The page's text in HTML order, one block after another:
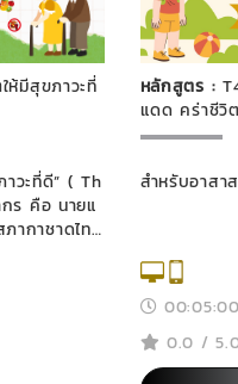
ห้มีสุขภาวะที่
วะที่ดี” ( Th
ร คือ นายแ
ากาชาดไท
หลักสูตร :
แดด คร่าชีวิ
สำหรับอาสา
00:05:00
0.0 /